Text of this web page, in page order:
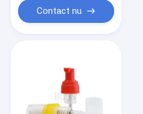
Producten
Ongeveer ons
middelContact nu